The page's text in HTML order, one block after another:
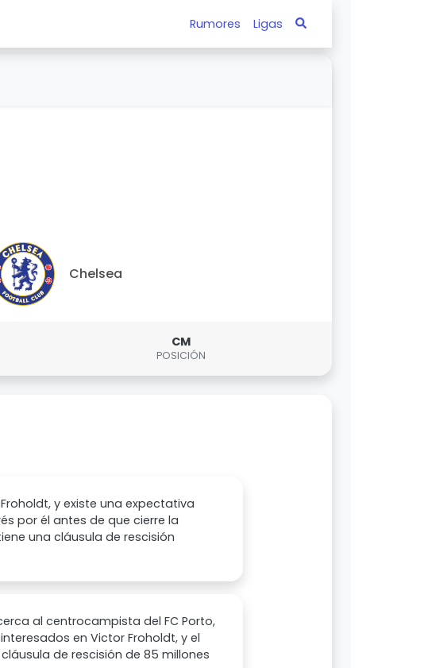
Rumores Ligas
Chelsea
CM
POSICIÓN
y existe una expectativa
por él antes de que cierre la
una cláusula de rescisión
al centrocampista del FC Porto,
en Victor Froholdt, y el
de rescisión de 85 millones